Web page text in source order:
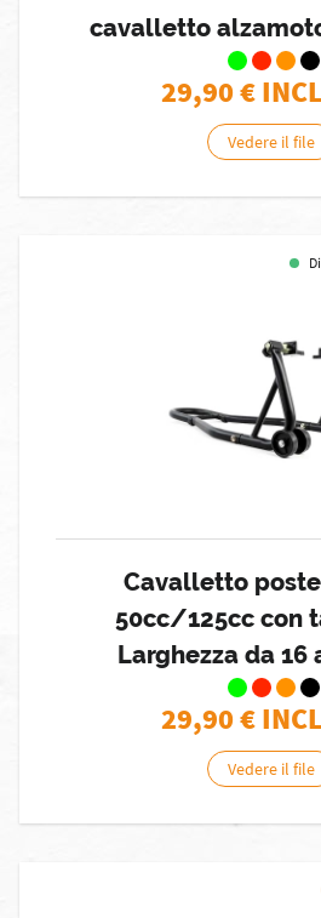
cavalletto
29,90€
Vedere il file
Cavalletto
50cc/125cc con
Larghezza da 16
29,90€
Vedere il file